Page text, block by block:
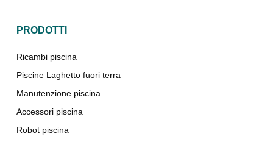
PRODOTTI
Ricambi piscina
Piscine Laghetto fuori terra
Manutenzione piscina
Accessori piscina
Robot piscina